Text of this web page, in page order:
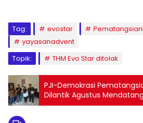
Tag: evostar
yayasanadvent
Topik:
THM Evo Star ditolak
PJI-Demokrasi
Dilantik Agustus Mendatang